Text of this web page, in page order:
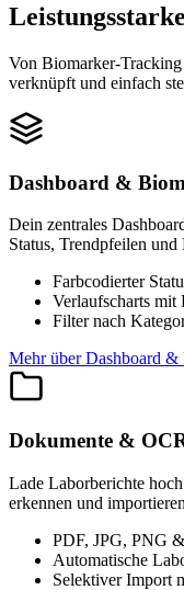
Von Biomarker-Tracking
verknüpft und einfach
Dashboard &
Dein zentrales
Status, Trendpfeilen
Farbcodierter
Verlaufscharts mit
Filter nach
Mehr über Dashboard
Dokumente &
Lade Laborberichte
erkennen und
PDF, JPG, PNG
Automatische
Selektiver Import